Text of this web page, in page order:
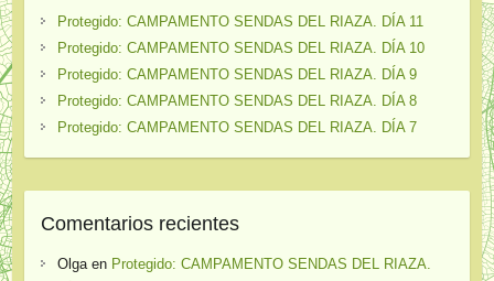
Protegido: CAMPAMENTO SENDAS DEL RIAZA. DÍA 11
Protegido: CAMPAMENTO SENDAS DEL RIAZA. DÍA 10
Protegido: CAMPAMENTO SENDAS DEL RIAZA. DÍA 9
Protegido: CAMPAMENTO SENDAS DEL RIAZA. DÍA 8
Protegido: CAMPAMENTO SENDAS DEL RIAZA. DÍA 7
Comentarios recientes
Olgaen Protegido: CAMPAMENTO SENDAS DEL RIAZA.